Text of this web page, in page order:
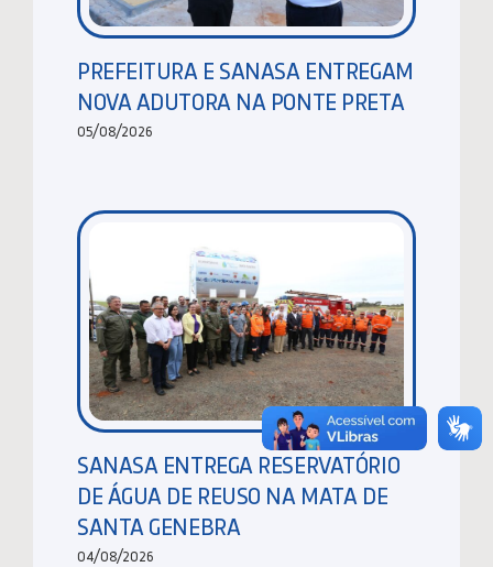
PREFEITURA E SANASA ENTREGAM
NOVA ADUTORA NA PONTE PRETA
05/08/2026
SANASA ENTREGA RESERVATÓRIO
DE ÁGUA DE REUSO NA MATA DE
SANTA GENEBRA
04/08/2026